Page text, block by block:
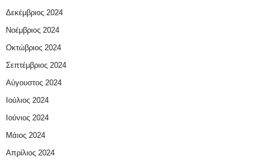
Δεκέμβριος 2024
Νοέμβριος 2024
Οκτώβριος 2024
Σεπτέμβριος 2024
Αύγουστος 2024
Ιούλιος 2024
Ιούνιος 2024
Μάιος 2024
Απρίλιος 2024